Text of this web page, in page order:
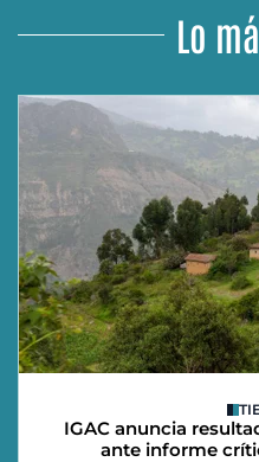
Lo
IGAC anuncia
ante informe